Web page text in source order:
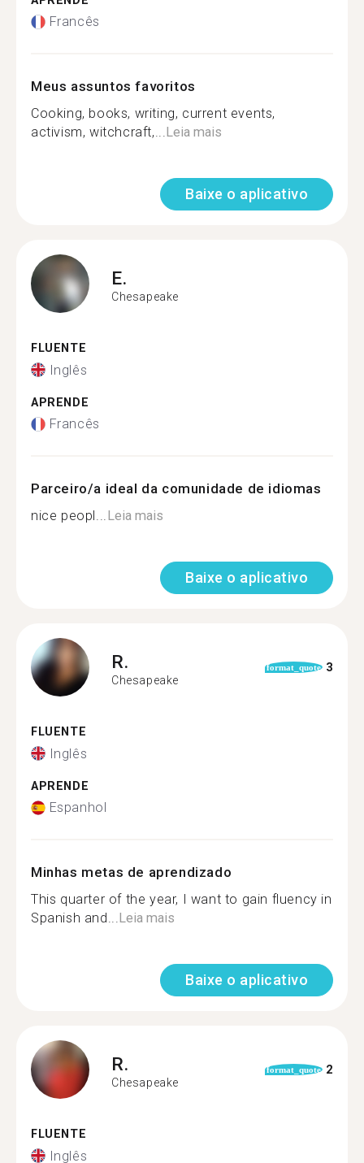
Francês
Meus assuntos favoritos
Cooking, books, writing, current events,
activism, witchcraft,...Leia mais
Baixe o aplicativo
E.
Chesapeake
FLUENTE
Inglês
APRENDE
Francês
Parceiro/a ideal da comunidade de idiomas
nice peopl...Leia mais
Baixe o aplicativo
R.
Chesapeake
format_quote 3
FLUENTE
Inglês
APRENDE
Espanhol
Minhas metas de aprendizado
This quarter of the year, I want to gain fluency in
Spanish and...Leia mais
Baixe o aplicativo
R.
Chesapeake
format_quote 2
FLUENTE
Inglês